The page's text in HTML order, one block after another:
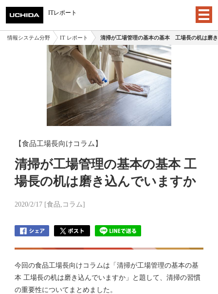
情報システム分野 IT レポート 清掃が工場管理の基本の基本 工場長の机は磨
ITレポート
【食品工場長向けコラム】
清掃が工場管理の基本の基本 工
場長の机は磨き込んでいますか
2020/2/17 [食品,コラム]
今回の食品工場長向けコラムは「清掃が工場管理の基本の基
本 工場長の机は磨き込んでいますか」と題して、清掃の習慣
の重要性についてまとめました。